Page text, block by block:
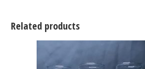
Related products